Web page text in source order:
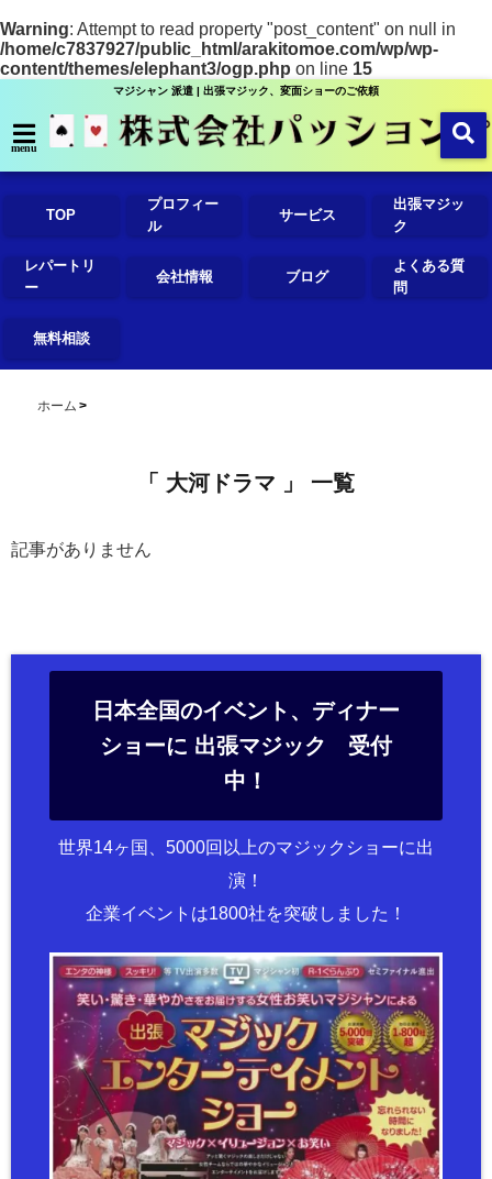
Warning: Attempt to read property "post_content" on null in
/home/c7837927/public_html/arakitomoe.com/wp/wp-
content/themes/elephant3/ogp.php on line 15
マジシャン 派遣 | 出張マジック、変面ショーのご依頼
menu
TOP
プロフィー
ル
サービス
出張マジッ
ク
レパートリ
ー
会社情報 ブログ
よくある質
問
無料相談
ホーム
「 大河ドラマ 」 一覧
記事がありません
日本全国のイベント、ディナー
ショーに 出張マジック 受付
中！
世界14ヶ国、5000回以上のマジックショーに出
演！
企業イベントは1800社を突破しました！